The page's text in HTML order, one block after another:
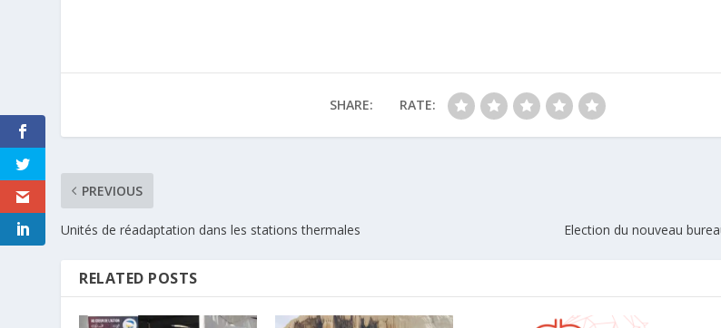
SHARE: RATE:
PREVIOUS
Unités de réadaptation dans les stations thermales Election du nouveau
RELATED POSTS